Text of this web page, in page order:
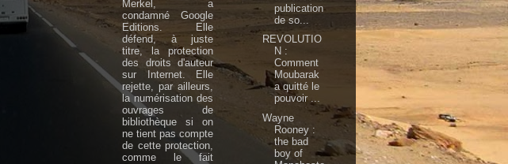
Merkel, a
condamné Google
Editions. Elle
défend, à juste
titre, la protection
des droits d'auteur
sur Internet. Elle
rejette, par ailleurs,
la numérisation des
ouvrages de
bibliothèque si on
ne tient pas compte
de cette protection,
comme le fait
publication
de so...
REVOLUTIO
N :
Comment
Moubarak
a quitté le
pouvoir ...
Wayne
Rooney :
the bad
boy of